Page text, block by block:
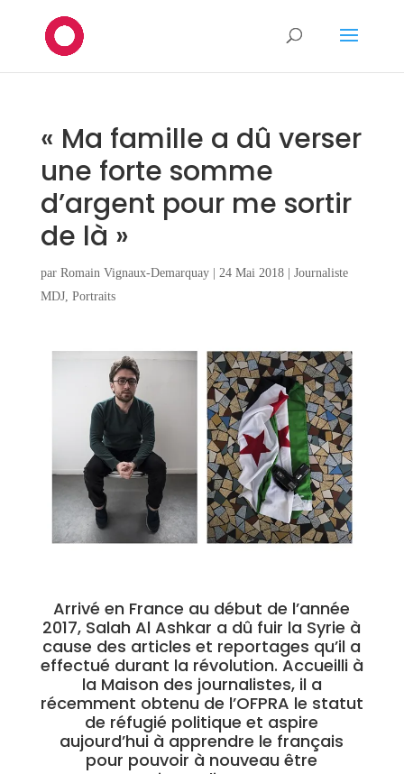
« Ma famille a dû verser
une forte somme
d’argent pour me sortir
de là »
par Romain Vignaux-Demarquay| 24 Mai 2018| Journaliste
MDJ, Portraits
Arrivé en France au début de l’année
2017, Salah Al Ashkar a dû fuir la Syrie à
cause des articles et reportages qu’il a
effectué durant la révolution. Accueilli à
la Maison des journalistes, il a
récemment obtenu de l’OFPRA le statut
de réfugié politique et aspire
aujourd’hui à apprendre le français
pour pouvoir à nouveau être